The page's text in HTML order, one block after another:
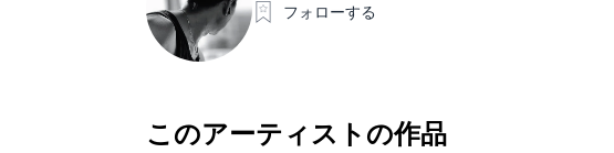
フォローする
このアーティストの作品